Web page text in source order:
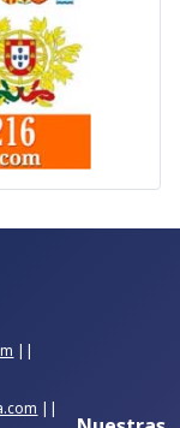
||
||